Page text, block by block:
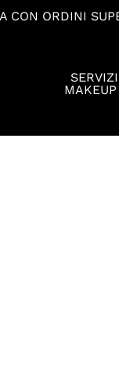
CON ORDINI
SERVIZI
MAKEUP